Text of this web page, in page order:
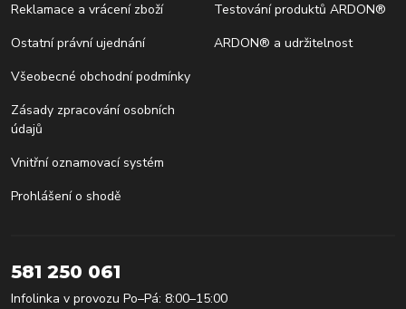
Reklamace a vrácení zboží
Ostatní právní ujednání
Všeobecné obchodní podmínky
Zásady zpracování osobních
údajů
Vnitřní oznamovací systém
Prohlášení o shodě
Testování produktů ARDON®
ARDON® a udržitelnost
581 250 061
Infolinka v provozu Po–Pá: 8:00–15:00